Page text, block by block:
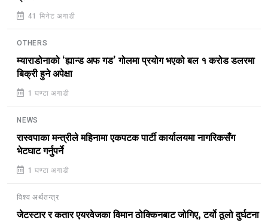
41 मिनेट अगाडी
OTHERS
म्याराडोनाको ‘ह्यान्ड अफ गड’ गोलमा प्रयोग भएको बल १ करोड डलरमा
बिक्री हुने अपेक्षा
1 घण्टा अगाडी
NEWS
रास्वपाका मन्त्रीले महिनामा एकपटक पार्टी कार्यालयमा नागरिकसँग
भेटघाट गर्नुपर्ने
1 घण्टा अगाडी
विश्व अर्थतन्त्र
जेटस्टार र कतार एयरवेजका विमान ठोक्किनबाट जोगिए, टर्यो ठूलो दुर्घटना